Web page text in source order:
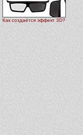
Как создаётся эффект 3D?